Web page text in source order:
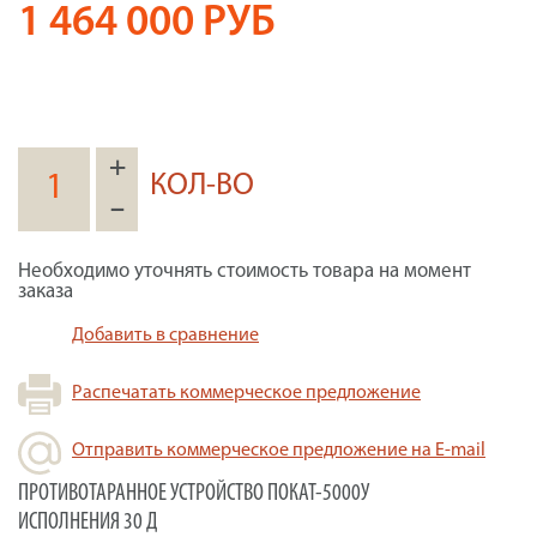
1 464 000 РУБ
+
–
КОЛ-ВО
Необходимо уточнять стоимость товара на момент
заказа
Добавить в сравнение
Распечатать коммерческое предложение
Отправить коммерческое предложение на E-mail
ПРОТИВОТАРАННОЕ УСТРОЙСТВО ПОКАТ-5000У
ИСПОЛНЕНИЯ 30 Д